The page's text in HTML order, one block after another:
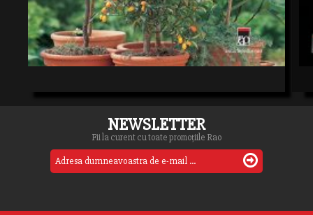
NEWSLETTER
Fii la curent cu toate promoțiile Rao